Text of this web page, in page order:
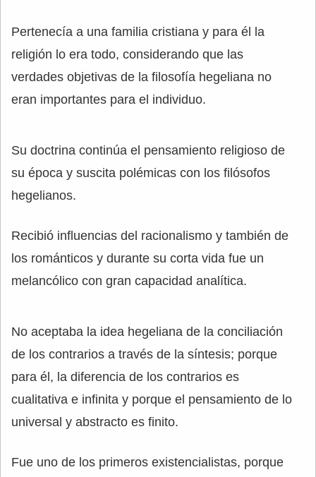
Pertenecía a una familia cristiana y para él la
religión lo era todo, considerando que las
verdades objetivas de la filosofía hegeliana no
eran importantes para el individuo.
Su doctrina continúa el pensamiento religioso de
su época y suscita polémicas con los filósofos
hegelianos.
Recibió influencias del racionalismo y también de
los románticos y durante su corta vida fue un
melancólico con gran capacidad analítica.
No aceptaba la idea hegeliana de la conciliación
de los contrarios a través de la síntesis; porque
para él, la diferencia de los contrarios es
cualitativa e infinita y porque el pensamiento de lo
universal y abstracto es finito.
Fue uno de los primeros existencialistas, porque